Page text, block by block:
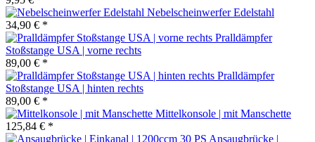
Nebelscheinwerfer Edelstahl
34,90 € *
Pralldämpfer
Stoßstange USA | vorne rechts
89,00 € *
Pralldämpfer
Stoßstange USA | hinten rechts
89,00 € *
Mittelkonsole | mit Manschette
125,84 € *
Ansaugbrücke |